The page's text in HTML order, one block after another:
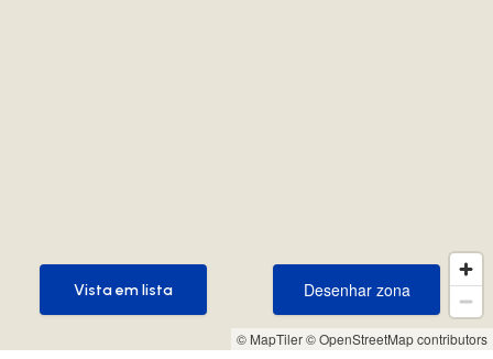
© MapTiler© OpenStreetMap contributors
Desenhar zona
Desenhar zona
Vista em lista
Vista em lista